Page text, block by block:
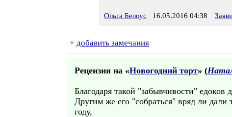
Ольга Белоус 16.05.2016 04:38
+ добавить замечания
Рецензия на «Новогодний торт» (
Благодаря такой "забывчивости"
Другим же его "собраться" вряд ли
году,